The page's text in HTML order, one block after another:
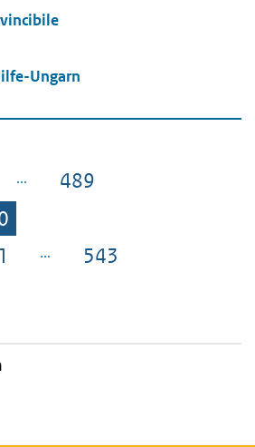
Ungarn
Pagina
489
Pagina
543